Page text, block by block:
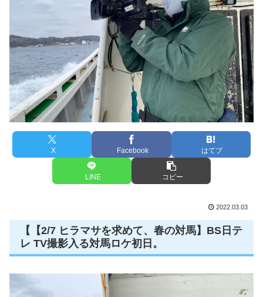
X Facebook はてブ
LINE コピー
2022.03.03
【【2/7 ヒラマサを求めて、春の対馬】BS日テ
レ TV撮影入る対馬ロケ初日。